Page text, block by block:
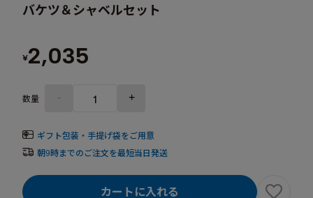
バケツ＆シャベルセット
¥2,035
数量 - +
ギフト包装・手提げ袋をご用意
朝9時までのご注文を最短当日発送
カートに入れる